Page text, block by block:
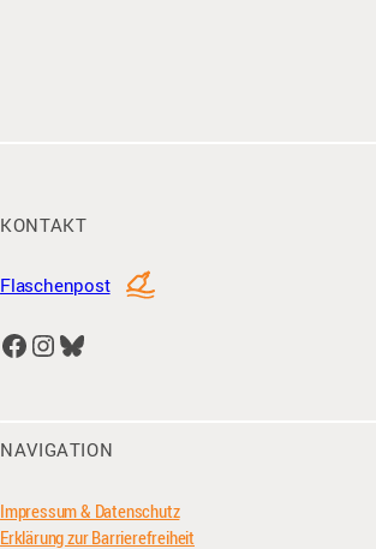
KONTAKT
Flaschenpost
Facebook InstagramBluesky
NAVIGATION
Impressum & Datenschutz
Erklärung zur Barrierefreiheit